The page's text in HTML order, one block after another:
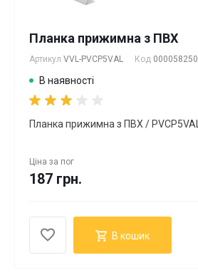
Планка прижимна з ПВХ
Артикул VVL-PVCP5VAL Код 000058250
В наявності
Планка прижимна з ПВХ / PVCP5VAL
Ціна за пог
187 грн.
В кошик